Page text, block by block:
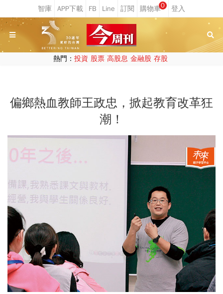
0
熱門： 投資 股票 高股息 金融股 存股
偏鄉熱血教師王政忠，掀起教育改革狂
潮！